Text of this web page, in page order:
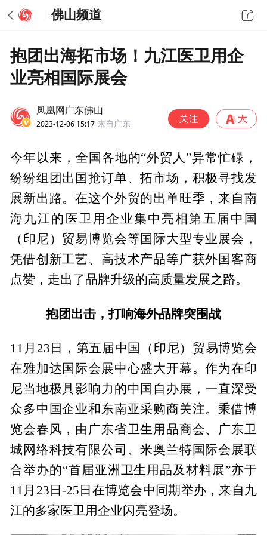
佛山频道
抱团出海拓市场！九江医卫用企
业亮相国际展会
凤凰网广东佛山
2023-12-06 15:17 来自广东
今年以来，全国各地的“外贸人”异常忙碌，
纷纷组团出国抢订单、拓市场，积极寻找发
展新出路。在这个外贸的出单旺季，来自南
海九江的医卫用企业集中亮相第五届中国
（印尼）贸易博览会等国际大型专业展会，
凭借创新工艺、高技术产品等广获外国客商
点赞，走出了品牌升级的高质量发展之路。
抱团出击，打响海外品牌突围战
11月23日，第五届中国（印尼）贸易博览会
在雅加达国际会展中心盛大开幕。作为在印
尼当地极具影响力的中国自办展，一直深受
众多中国企业和东南亚采购商关注。乘借博
览会春风，由广东省卫生用品商会、广东卫
城网络科技有限公司、米奥兰特国际会展联
合举办的“首届亚洲卫生用品及材料展”亦于
11月23日-25日在博览会中同期举办，来自九
江的多家医卫用企业闪亮登场。